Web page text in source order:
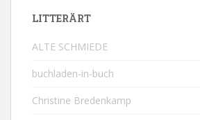
LITTERÄRT
ALTE SCHMIEDE
buchladen-in-buch
Christine Bredenkamp